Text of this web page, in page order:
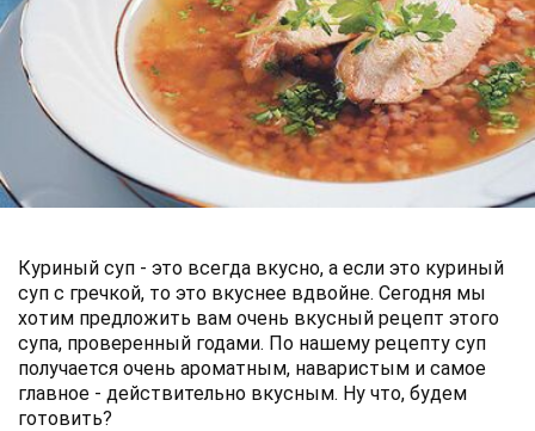
Куриный суп - это всегда вкусно, а если это куриный
суп с гречкой, то это вкуснее вдвойне. Сегодня мы
хотим предложить вам очень вкусный рецепт этого
супа, проверенный годами. По нашему рецепту суп
получается очень ароматным, наваристым и самое
главное - действительно вкусным. Ну что, будем
готовить?